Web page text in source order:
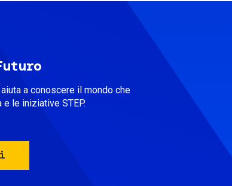
a conoscere il mondo che
le iniziative STEP.